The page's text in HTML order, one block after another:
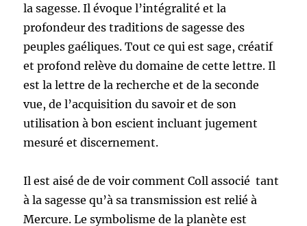
la sagesse. Il évoque l’intégralité et la
profondeur des traditions de sagesse des
peuples gaéliques. Tout ce qui est sage, créatif
et profond relève du domaine de cette lettre. Il
est la lettre de la recherche et de la seconde
vue, de l’acquisition du savoir et de son
utilisation à bon escient incluant jugement
mesuré et discernement.
Il est aisé de de voir comment Coll associé tant
à la sagesse qu’à sa transmission est relié à
Mercure. Le symbolisme de la planète est